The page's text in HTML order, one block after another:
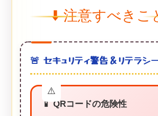
⬇️ 注意すべきこ
🚨 セキュリティ警告＆リテラシー
📱 QRコードの危険性